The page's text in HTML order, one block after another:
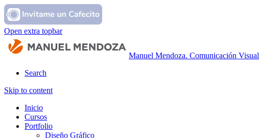
Open extra topbar
Manuel Mendoza. Comunicación Visual
Search
Skip to content
Inicio
Cursos
Portfolio
Diseño Gráfico